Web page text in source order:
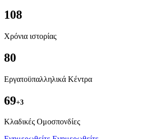
108
Χρόνια ιστορίας
80
Εργατοϋπαλληλικά Κέντρα
69+3
Kλαδικές Ομοσπονδίες